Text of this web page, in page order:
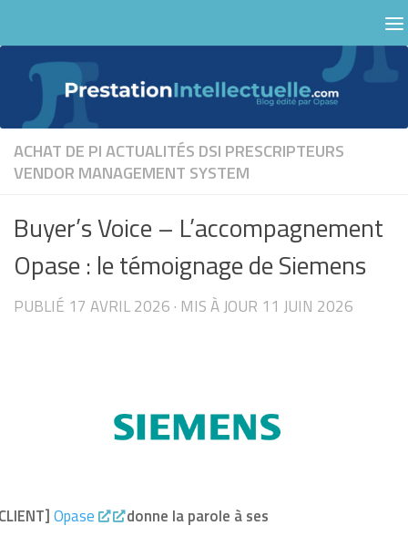
ACHAT DE PIACTUALITÉS DSI PRESCRIPTEURS
VENDOR MANAGEMENT SYSTEM
Buyer’s Voice – L’accompagnement
Opase : le témoignage de Siemens
PUBLIÉ 17 AVRIL 2026 · MIS À JOUR 11 JUIN 2026
Opase donne la parole à ses